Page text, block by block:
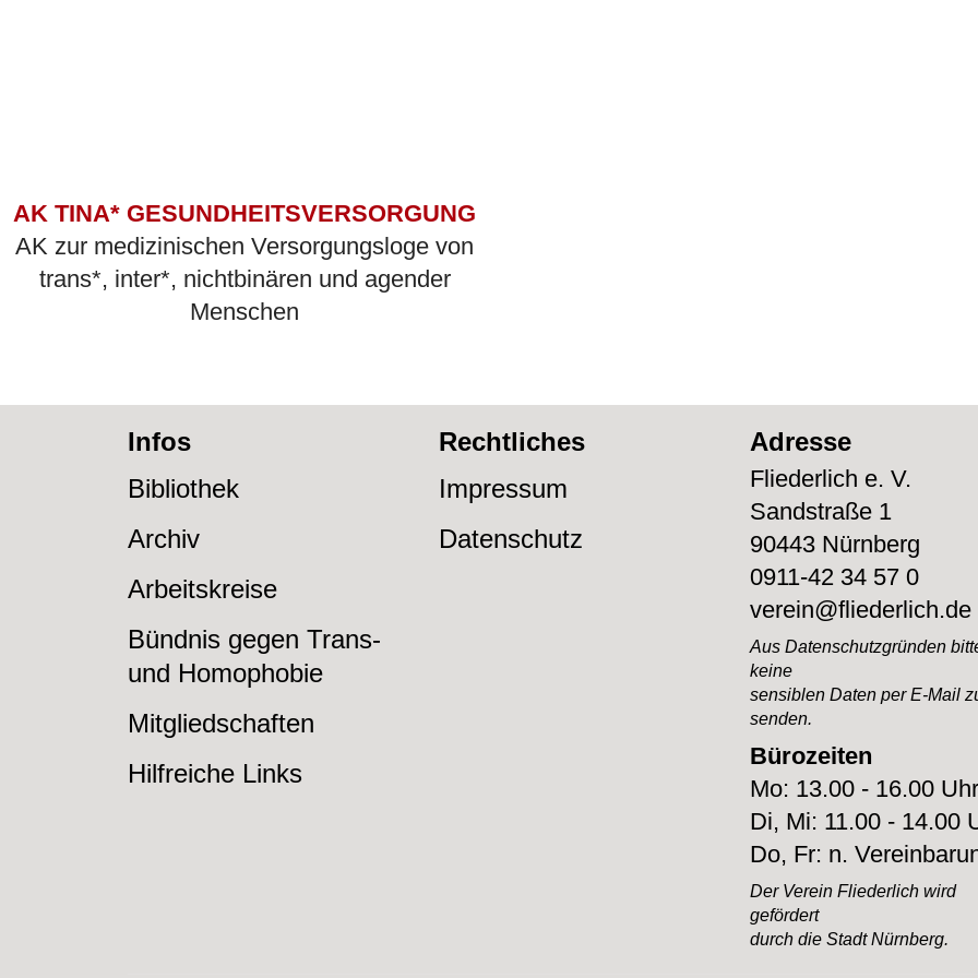
AK TINA* GESUNDHEITSVERSORGUNG
AK zur medizinischen Versorgungsloge von
trans*, inter*, nichtbinären und agender
Menschen
Infos
Bibliothek
Archiv
Arbeitskreise
Bündnis gegen Trans-
und Homophobie
Mitgliedschaften
Hilfreiche Links
Rechtliches
Impressum
Datenschutz
Adresse
Fliederlich e. V.
Sandstraße 1
90443 Nürnberg
0911-42 34 57 0
verein@fliederlich.de
Aus Datenschutzgründen
keine
sensiblen Daten per E-Mail
senden.
Bürozeiten
Mo: 13.00 - 16.00 Uhr
Di, Mi: 11.00 - 14.00
Do, Fr: n.
Der Verein Fliederlich wird
gefördert
durch die Stadt Nürnberg.